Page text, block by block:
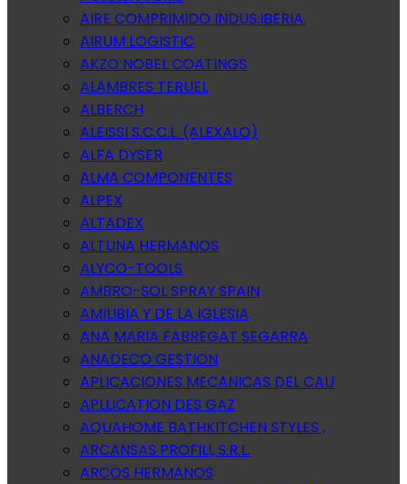
AIRE COMPRIMIDO INDUS.IBERIA.
AIRUM LOGISTIC
AKZO NOBEL COATINGS
ALAMBRES TERUEL
ALBERCH
ALEISSI S.C.C.L. (ALEXALO)
ALFA DYSER
ALMA COMPONENTES
ALPEX
ALTADEX
ALTUNA HERMANOS
ALYCO-TOOLS
AMBRO-SOL SPRAY SPAIN
AMILIBIA Y DE LA IGLESIA
ANA MARIA FABREGAT SEGARRA
ANADECO GESTION
APLICACIONES MECANICAS DEL CAU
APLLICATION DES GAZ
AQUAHOME BATHKITCHEN STYLES ,
ARCANSAS PROFILI, S.R.L.
ARCOS HERMANOS